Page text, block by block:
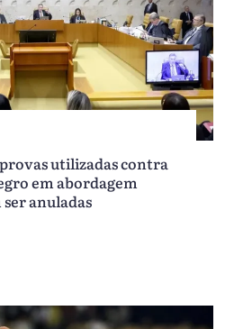
provas utilizadas contra
em abordagem
anuladas